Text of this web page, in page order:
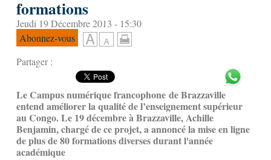
formations
Jeudi 19 Décembre 2013 - 15:30
Abonnez-vous
Partager :
Le Campus numérique francophone de Brazzaville
entend améliorer la qualité de l’enseignement supérieur
au Congo. Le 19 décembre à Brazzaville, Achille
Benjamin, chargé de ce projet, a annoncé la mise en ligne
de plus de 80 formations diverses durant l'année
académique